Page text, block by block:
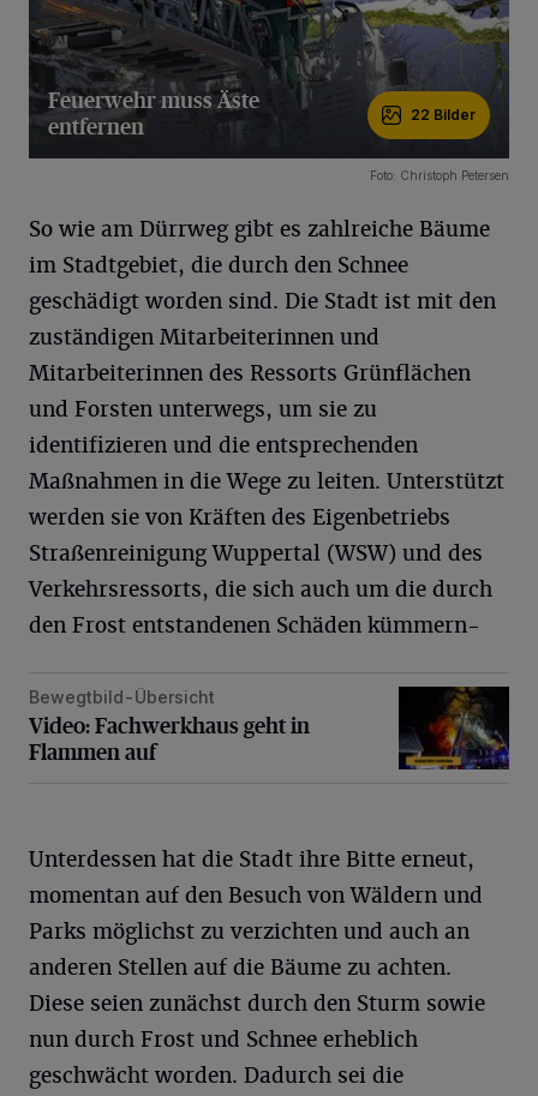
Feuerwehr muss Äste
entfernen
22 Bilder
Foto: Christoph Petersen
So wie am Dürrweg gibt es zahlreiche Bäume
im Stadtgebiet, die durch den Schnee
geschädigt worden sind. Die Stadt ist mit den
zuständigen Mitarbeiterinnen und
Mitarbeiterinnen des Ressorts Grünflächen
und Forsten unterwegs, um sie zu
identifizieren und die entsprechenden
Maßnahmen in die Wege zu leiten. Unterstützt
werden sie von Kräften des Eigenbetriebs
Straßenreinigung Wuppertal (WSW) und des
Verkehrsressorts, die sich auch um die durch
den Frost entstandenen Schäden kümmern-
Video: Fachwerkhaus geht in Flammen auf
Bewegtbild-Übersicht
Video: Fachwerkhaus geht in
Flammen auf
Unterdessen hat die Stadt ihre Bitte erneut,
momentan auf den Besuch von Wäldern und
Parks möglichst zu verzichten und auch an
anderen Stellen auf die Bäume zu achten.
Diese seien zunächst durch den Sturm sowie
nun durch Frost und Schnee erheblich
geschwächt worden. Dadurch sei die